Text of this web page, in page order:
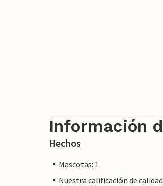
Información
Hechos
Mascotas: 1
Nuestra calificación de